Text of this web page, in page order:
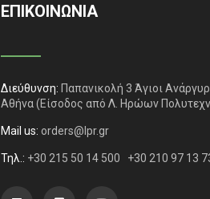
ΕΠΙΚΟΙΝΩΝΙΑ
Διεύθυνση: Παπανικολή 3 Άγιοι
Αθήνα(Είσοδος από Λ. Ηρώων
Mail us: orders@lpr.gr
Τηλ.: +30 215 50 14 500 +30 210 97 13